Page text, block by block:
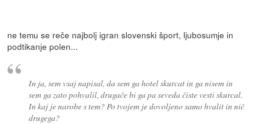
ne temu se reče najbolj igran slovenski šport, ljubosumje in
podtikanje polen...
In ja, sem vsaj napisal, da sem ga hotel skurcat in ga nisem in
sem ga zato pohvalil, drugače bi ga pa seveda čiste vesti skurcal.
In kaj je narobe s tem? Po tvojem je dovoljeno samo hvalit in nič
drugega?